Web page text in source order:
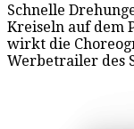
Schnelle
Kreiseln auf dem
wirkt die
Werbetrailer des